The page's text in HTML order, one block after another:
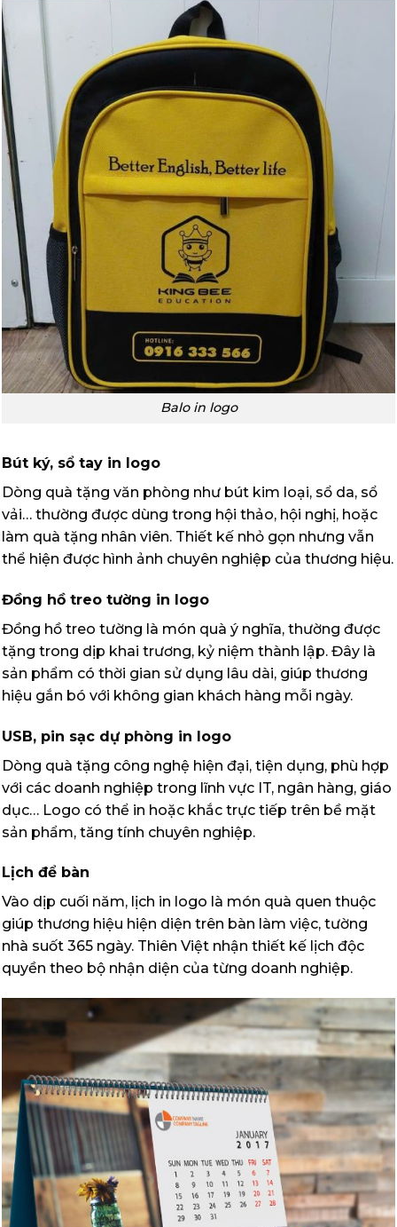
Balo in logo
Bút ký, sổ tay in logo
Dòng quà tặng văn phòng như bút kim loại, sổ da, sổ
vải… thường được dùng trong hội thảo, hội nghị, hoặc
làm quà tặng nhân viên. Thiết kế nhỏ gọn nhưng vẫn
thể hiện được hình ảnh chuyên nghiệp của thương hiệu.
Đồng hồ treo tường in logo
Đồng hồ treo tường là món quà ý nghĩa, thường được
tặng trong dịp khai trương, kỷ niệm thành lập. Đây là
sản phẩm có thời gian sử dụng lâu dài, giúp thương
hiệu gắn bó với không gian khách hàng mỗi ngày.
USB, pin sạc dự phòng in logo
Dòng quà tặng công nghệ hiện đại, tiện dụng, phù hợp
với các doanh nghiệp trong lĩnh vực IT, ngân hàng, giáo
dục… Logo có thể in hoặc khắc trực tiếp trên bề mặt
sản phẩm, tăng tính chuyên nghiệp.
Lịch để bàn
Vào dịp cuối năm, lịch in logo là món quà quen thuộc
giúp thương hiệu hiện diện trên bàn làm việc, tường
nhà suốt 365 ngày. Thiên Việt nhận thiết kế lịch độc
quyền theo bộ nhận diện của từng doanh nghiệp.